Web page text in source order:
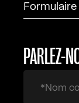
PARLEZ-